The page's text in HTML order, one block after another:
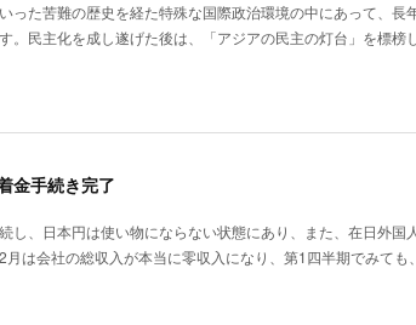
った苦難の歴史を経た特殊な国際政治環境の中にあって、長
。民主化を成し遂げた後は、「アジアの民主の灯台」を標
金手続き完了
し、日本円は使い物にならない状態にあり、また、在日外国
は会社の総収入が本当に零収入になり、第1四半期でみて